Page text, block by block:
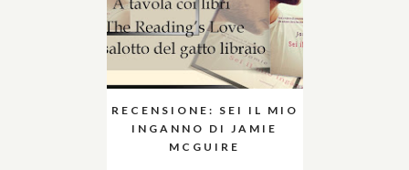
RECENSIONE: SEI IL MIO
INGANNO DI JAMIE
MCGUIRE